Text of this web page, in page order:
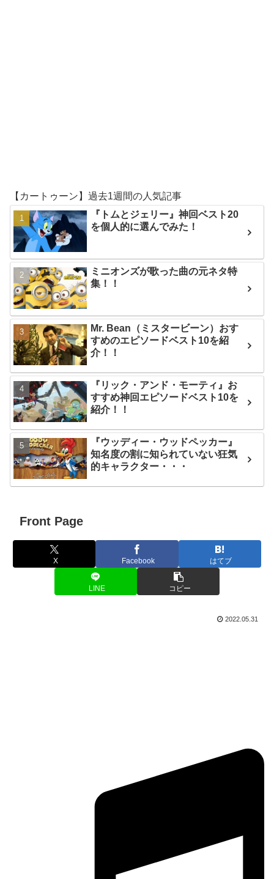
【カートゥーン】過去1週間の人気記事
『トムとジェリー』神回ベスト20
を個人的に選んでみた！
ミニオンズが歌った曲の元ネタ特
集！！
Mr. Bean（ミスタービーン）おす
すめのエピソードベスト10を紹
介！！
『リック・アンド・モーティ』お
すすめ神回エピソードベスト10を
紹介！！
『ウッディー・ウッドペッカー』
知名度の割に知られていない狂気
的キャラクター・・・
Front Page
X Facebook はてブ
LINE コピー
2022.05.31